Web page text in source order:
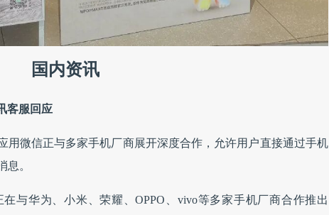
国内资讯
客服回应
用微信正与多家手机厂商展开深度合作，允许用户直接通过手机
息。
与华为、小米、荣耀、OPPO、vivo等多家手机厂商合作推出